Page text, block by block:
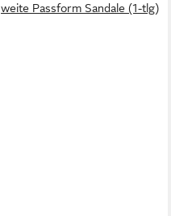
weite Passform Sandale (1-tlg)